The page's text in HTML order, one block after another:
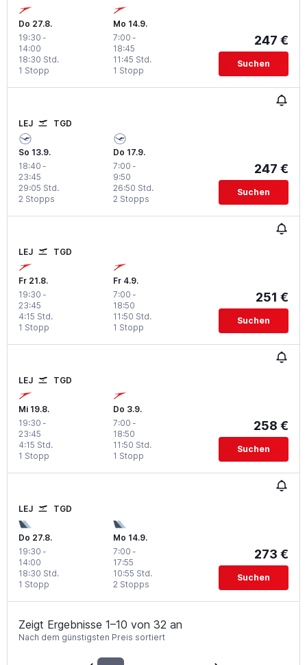
Do 27.8.
19:30 -
14:00
1 Stopp
18:30 Std.
Mo 14.9.
7:00 -
18:45
1 Stopp
11:45 Std.
247 €
Suchen
LEJ TGD
So 13.9.
18:40 -
23:45
2 Stopps
29:05 Std.
Do 17.9.
7:00 -
9:50
2 Stopps
26:50 Std.
247 €
Suchen
LEJ TGD
Fr 21.8.
19:30 -
23:45
1 Stopp
4:15 Std.
Fr 4.9.
7:00 -
18:50
1 Stopp
11:50 Std.
251 €
Suchen
LEJ TGD
Mi 19.8.
19:30 -
23:45
1 Stopp
4:15 Std.
Do 3.9.
7:00 -
18:50
1 Stopp
11:50 Std.
258 €
Suchen
LEJ TGD
Do 27.8.
19:30 -
14:00
1 Stopp
18:30 Std.
Mo 14.9.
7:00 -
17:55
2 Stopps
10:55 Std.
273 €
Suchen
Zeigt Ergebnisse 1–10 von 32 an
Nach dem günstigsten Preis sortiert